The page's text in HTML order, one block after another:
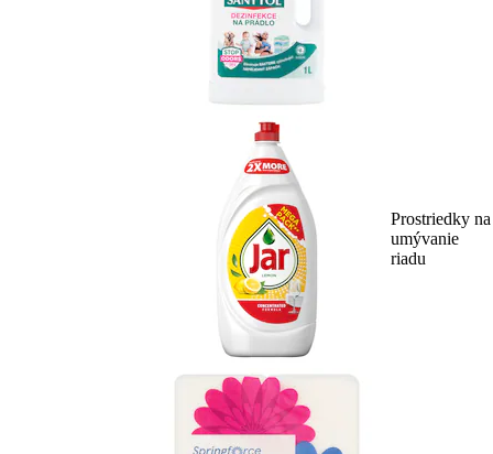
Prostriedky na
umývanie
riadu